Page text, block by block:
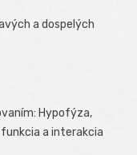
a dospelých
Hypofýza,
a interakcia